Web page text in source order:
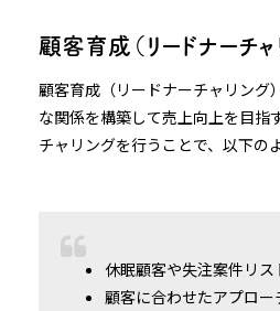
顧客育成（リードナーチ
顧客育成（リードナーチャリング
な関係を構築して売上向上を目指
チャリングを行うことで、以下の
休眠顧客や失注案件リス
顧客に合わせたアプロー